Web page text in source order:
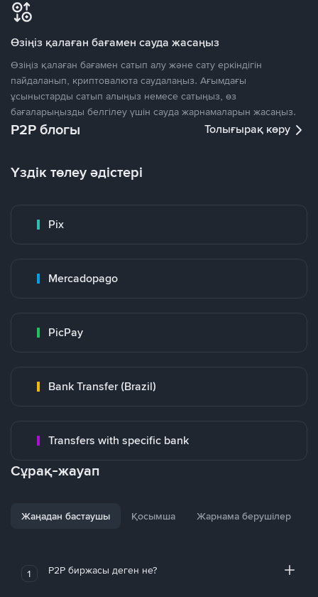
Өзіңіз қалаған бағамен сауда жасаңыз
Өзіңіз қалаған бағамен сатып алу және сату еркіндігін
пайдаланып, криптовалюта саудалаңыз. Ағымдағы
ұсыныстарды сатып алыңыз немесе сатыңыз, өз
бағаларыңызды белгілеу үшін сауда жарнамаларын жасаңыз.
P2P блогы Толығырақ көру
Үздік төлеу әдістері
Pix
Mercadopago
PicPay
Bank Transfer (Brazil)
Transfers with specific bank
Сұрақ-жауап
Жаңадан бастаушы Қосымша Жарнама берушілер
1 P2P биржасы деген не?